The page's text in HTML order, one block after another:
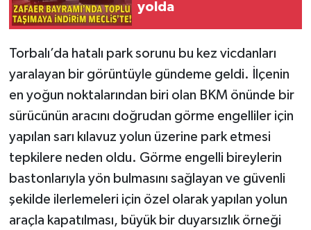
yolda
Torbalı’da hatalı park sorunu bu kez vicdanları
yaralayan bir görüntüyle gündeme geldi. İlçenin
en yoğun noktalarından biri olan BKM önünde bir
sürücünün aracını doğrudan görme engelliler için
yapılan sarı kılavuz yolun üzerine park etmesi
tepkilere neden oldu. Görme engelli bireylerin
bastonlarıyla yön bulmasını sağlayan ve güvenli
şekilde ilerlemeleri için özel olarak yapılan yolun
araçla kapatılması, büyük bir duyarsızlık örneği